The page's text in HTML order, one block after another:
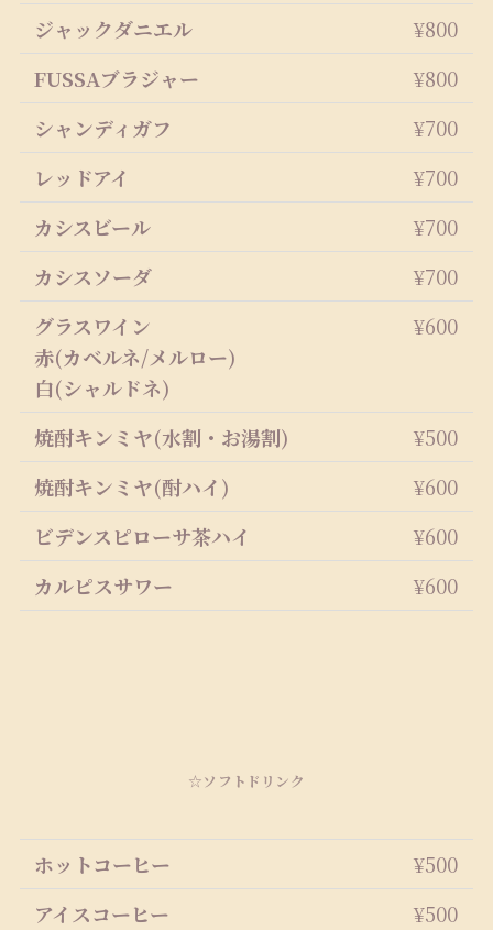
ジャックダニエル
¥800
FUSSAブラジャー
¥800
シャンディガフ
¥700
レッドアイ
¥700
カシスビール
¥700
カシスソーダ
¥700
グラスワイン
赤(カベルネ/メルロー)
白(シャルドネ)
¥600
焼酎キンミヤ(水割・お湯割)
¥500
焼酎キンミヤ(酎ハイ)
¥600
ビデンスピローサ茶ハイ
¥600
カルピスサワー
¥600
☆ソフトドリンク
ホットコーヒー
¥500
アイスコーヒー
¥500